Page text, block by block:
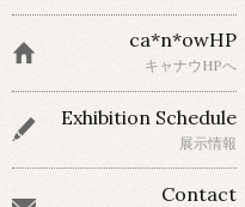
ca*n*owHP
キャナウHPへ
Exhibition Schedule
展示情報
Contact